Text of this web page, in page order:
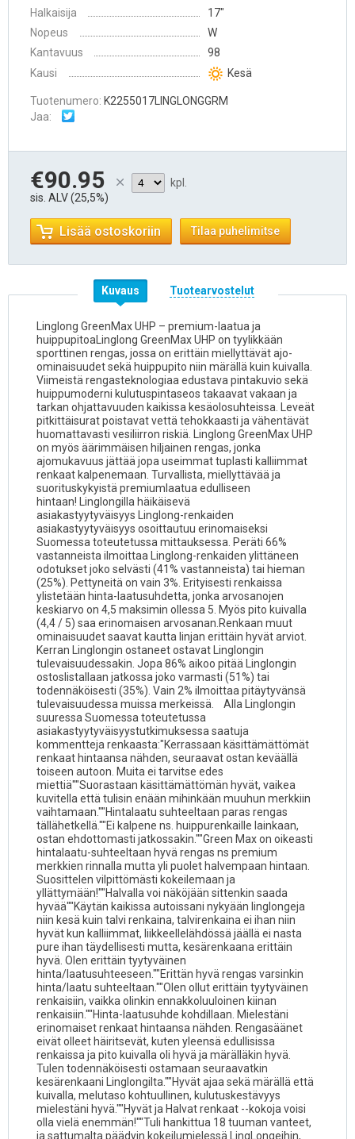
Halkaisija
17″
Nopeus
W
Kantavuus
98
Kausi
Kesä
Tuotenumero: K2255017LINGLONGGRM
Jaa:
€90.95
sis. ALV (25,5%)
kpl.
Lisää ostoskoriin Tilaa puhelimitse
Kuvaus Tuotearvostelut
Linglong GreenMax UHP – premium-laatua ja
huippupitoaLinglong GreenMax UHP on tyylikkään
sporttinen rengas, jossa on erittäin miellyttävät ajo-
ominaisuudet sekä huippupito niin märällä kuin kuivalla.
Viimeistä rengasteknologiaa edustava pintakuvio sekä
huippumoderni kulutuspintaseos takaavat vakaan ja
tarkan ohjattavuuden kaikissa kesäolosuhteissa. Leveät
pitkittäisurat poistavat vettä tehokkaasti ja vähentävät
huomattavasti vesiliirron riskiä. Linglong GreenMax UHP
on myös äärimmäisen hiljainen rengas, jonka
ajomukavuus jättää jopa useimmat tuplasti kalliimmat
renkaat kalpenemaan. Turvallista, miellyttävää ja
suorituskykyistä premiumlaatua edulliseen
hintaan! Linglongilla häikäisevä
asiakastyytyväisyys Linglong-renkaiden
asiakastyytyväisyys osoittautuu erinomaiseksi
Suomessa toteutetussa mittauksessa. Peräti 66%
vastanneista ilmoittaa Linglong-renkaiden ylittäneen
odotukset joko selvästi (41% vastanneista) tai hieman
(25%). Pettyneitä on vain 3%. Erityisesti renkaissa
ylistetään hinta-laatusuhdetta, jonka arvosanojen
keskiarvo on 4,5 maksimin ollessa 5. Myös pito kuivalla
(4,4 / 5) saa erinomaisen arvosanan.Renkaan muut
ominaisuudet saavat kautta linjan erittäin hyvät arviot.
Kerran Linglongin ostaneet ostavat Linglongin
tulevaisuudessakin. Jopa 86% aikoo pitää Linglongin
ostoslistallaan jatkossa joko varmasti (51%) tai
todennäköisesti (35%). Vain 2% ilmoittaa pitäytyvänsä
tulevaisuudessa muissa merkeissä. Alla Linglongin
suuressa Suomessa toteutetussa
asiakastyytyväisyystutkimuksessa saatuja
kommentteja renkaasta:"Kerrassaan käsittämättömät
renkaat hintaansa nähden, seuraavat ostan keväällä
toiseen autoon. Muita ei tarvitse edes
miettiä""Suorastaan käsittämättömän hyvät, vaikea
kuvitella että tulisin enään mihinkään muuhun merkkiin
vaihtamaan.""Hintalaatu suhteeltaan paras rengas
tällähetkellä.""Ei kalpene ns. huippurenkaille lainkaan,
ostan ehdottomasti jatkossakin.""Green Max on oikeasti
hintalaatu-suhteeltaan hyvä rengas ns premium
merkkien rinnalla mutta yli puolet halvempaan hintaan.
Suosittelen vilpittömästi kokeilemaan ja
yllättymään!""Halvalla voi näköjään sittenkin saada
hyvää""Käytän kaikissa autoissani nykyään linglongeja
niin kesä kuin talvi renkaina, talvirenkaina ei ihan niin
hyvät kun kalliimmat, liikkeellelähdössä jäällä ei nasta
pure ihan täydellisesti mutta, kesärenkaana erittäin
hyvä. Olen erittäin tyytyväinen
hinta/laatusuhteeseen.""Erittän hyvä rengas varsinkin
hinta/laatu suhteeltaan.""Olen ollut erittäin tyytyväinen
renkaisiin, vaikka olinkin ennakkoluuloinen kiinan
renkaisiin.""Hinta-laatusuhde kohdillaan. Mielestäni
erinomaiset renkaat hintaansa nähden. Rengasäänet
eivät olleet häiritsevät, kuten yleensä edullisissa
renkaissa ja pito kuivalla oli hyvä ja märälläkin hyvä.
Tulen todennäköisesti ostamaan seuraavatkin
kesärenkaani Linglongilta.""Hyvät ajaa sekä märällä että
kuivalla, melutaso kohtuullinen, kulutuskestävyys
mielestäni hyvä.""Hyvät ja Halvat renkaat --kokoja voisi
olla vielä enemmän!""Tuli hankittua 18 tuuman vanteet,
ja sattumalta päädyin kokeilumielessä LingLongeihin,